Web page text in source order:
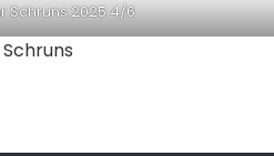
Schruns 2025 4/6